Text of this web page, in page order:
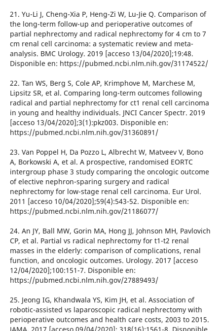
21. Yu-Li J, Cheng-Xia P, Heng-Zi W, Lu-Jie Q. Comparison of
the long-term follow-up and perioperative outcomes of
partial nephrectomy and radical nephrectomy for 4 cm to 7
cm renal cell carcinoma: a systematic review and meta-
analysis. BMC Urology. 2019 [acceso 13/04/2020];19:48.
Disponible en: https://pubmed.ncbi.nlm.nih.gov/31174522/
22. Tan WS, Berg S, Cole AP, Krimphove M, Marchese M,
Lipsitz SR, et al. Comparing long-term outcomes following
radical and partial nephrectomy for ct1 renal cell carcinoma
in young and healthy individuals. JNCI Cancer Spectr. 2019
[acceso 13/04/2020];3(1):pkz003. Disponible en:
https://pubmed.ncbi.nlm.nih.gov/31360891/
23. Van Poppel H, Da Pozzo L, Albrecht W, Matveev V, Bono
A, Borkowski A, et al. A prospective, randomised EORTC
intergroup phase 3 study comparing the oncologic outcome
of elective nephron-sparing surgery and radical
nephrectomy for low-stage renal cell carcinoma. Eur Urol.
2011 [acceso 10/04/2020];59(4):543-52. Disponible en:
https://pubmed.ncbi.nlm.nih.gov/21186077/
24. An JY, Ball MW, Gorin MA, Hong JJ, Johnson MH, Pavlovich
CP, et al. Partial vs radical nephrectomy for t1-t2 renal
masses in the elderly: comparison of complications, renal
function, and oncologic outcomes. Urology. 2017 [acceso
12/04/2020];100:151-7. Disponible en:
https://pubmed.ncbi.nlm.nih.gov/27889493/
25. Jeong IG, Khandwala YS, Kim JH, et al. Association of
robotic-assisted vs laparoscopic radical nephrectomy with
perioperative outcomes and health care costs, 2003 to 2015.